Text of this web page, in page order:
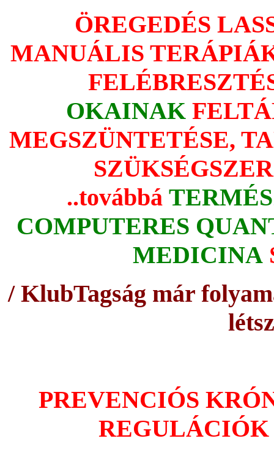
ÖREGEDÉS
MANUÁLIS
OKAINAK
MEGSZÜNTETÉSE,
..továbbá
COMPUTERES
MEDICINA
/ KlubTagság már
PREVENCIÓS